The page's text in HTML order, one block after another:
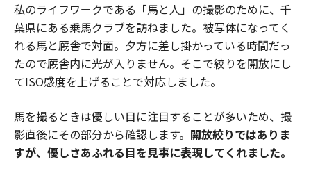
私のライフワークである「馬と人」の撮影のために、千
葉県にある乗馬クラブを訪ねました。被写体になってく
れる馬と厩舎で対面。夕方に差し掛かっている時間だっ
たので厩舎内に光が入りません。そこで絞りを開放にし
てISO感度を上げることで対応しました。
馬を撮るときは優しい目に注目することが多いため、撮
影直後にその部分から確認します。 開放絞りではありま
すが、優しさあふれる目を見事に表現してくれました。